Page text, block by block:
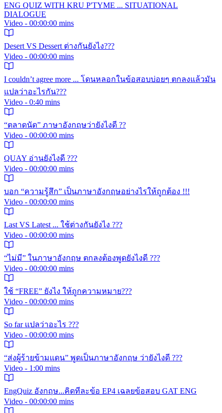
ENG QUIZ WITH KRU P'TYME ... SITUATIONAL
DIALOGUE
Video - 00:00:00 mins
Desert VS Dessert ต่างกันยังไง???
Video - 00:00:00 mins
I couldn’t agree more ... โดนหลอกในข้อสอบบ่อยๆ ตกลงแล้วมัน
แปลว่าอะไรกัน???
Video - 0:40 mins
“ตลาดนัด” ภาษาอังกฤษว่ายังไงดี ??
Video - 00:00:00 mins
QUAY อ่านยังไงดี ???
Video - 00:00:00 mins
บอก “ความรู้สึก” เป็นภาษาอังกฤษอย่างไรให้ถูกต้อง !!!
Video - 00:00:00 mins
Last VS Latest ... ใช้ต่างกันยังไง ???
Video - 00:00:00 mins
“ไม่มี” ในภาษาอังกฤษ ตกลงต้องพูดยังไงดี ???
Video - 00:00:00 mins
ใช้ “FREE” ยังไง ให้ถูกความหมาย???
Video - 00:00:00 mins
So far แปลว่าอะไร ???
Video - 00:00:00 mins
“ส่งผู้ร้ายข้ามแดน” พูดเป็นภาษาอังกฤษ ว่ายังไงดี ???
Video - 1:00 mins
EngQuiz อังกฤษ...คิดทีละข้อ EP4 เฉลยข้อสอบ GAT ENG
Video - 00:00:00 mins